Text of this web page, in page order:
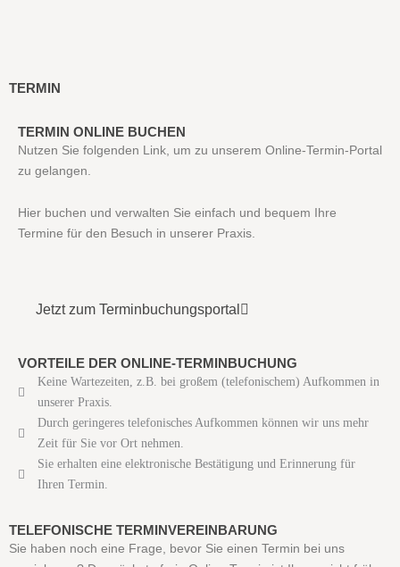
TERMIN
TERMIN ONLINE BUCHEN
Nutzen Sie folgenden Link, um zu unserem Online-Termin-Portal
zu gelangen.
Hier buchen und verwalten Sie einfach und bequem Ihre
Termine für den Besuch in unserer Praxis.
Jetzt zum Terminbuchungsportal
VORTEILE DER ONLINE-TERMINBUCHUNG
Keine Wartezeiten, z.B. bei großem (telefonischem) Aufkommen in
unserer Praxis.
Durch geringeres telefonisches Aufkommen können wir uns mehr
Zeit für Sie vor Ort nehmen.
Sie erhalten eine elektronische Bestätigung und Erinnerung für
Ihren Termin.
TELEFONISCHE TERMINVEREINBARUNG
Sie haben noch eine Frage, bevor Sie einen Termin bei uns